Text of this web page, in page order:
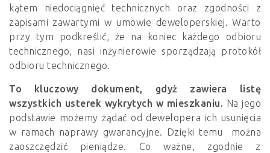
kątem niedociągnięć technicznych oraz zgodności z
zapisami zawartymi w umowie deweloperskiej. Warto
przy tym podkreślić, że na koniec każdego odbioru
technicznego, nasi inżynierowie sporządzają protokół
odbioru technicznego.
To kluczowy dokument, gdyż zawiera listę
wszystkich usterek wykrytych w mieszkaniu. Na jego
podstawie możemy żądać od dewelopera ich usunięcia
w ramach naprawy gwarancyjne. Dzięki temu można
zaoszczędzić pieniądze. Co ważne, zgodnie z